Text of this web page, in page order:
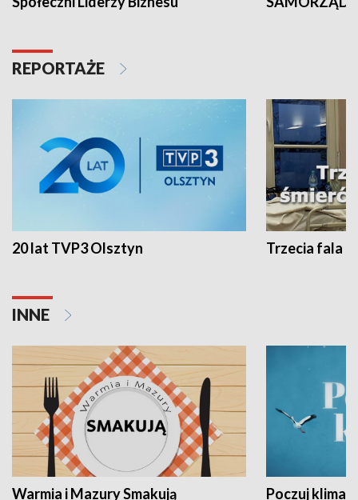
REPORTAŻE
20 lat TVP3 Olsztyn Trzecia fala -
INNE
Warmia i Mazury Smakują Poczuj klimat